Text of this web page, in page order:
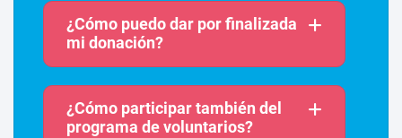
¿Cómo puedo dar por finalizada
mi donación?
¿Cómo participar también del
programa de voluntarios?